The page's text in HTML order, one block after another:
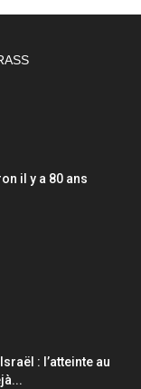
il y a 80 ans
: l’atteinte au